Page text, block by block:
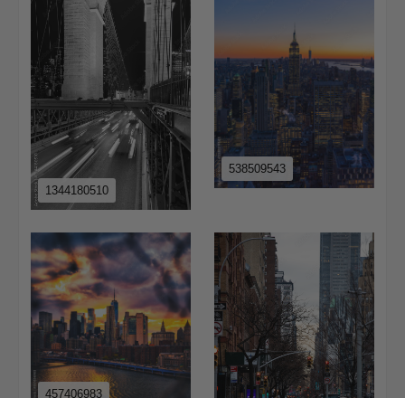
1344180510
538509543
457406983